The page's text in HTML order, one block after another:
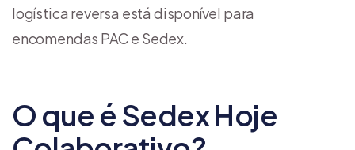
logística reversa está disponível para
encomendas PAC e Sedex.
O que é Sedex Hoje